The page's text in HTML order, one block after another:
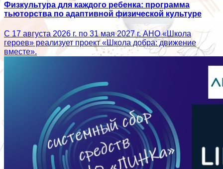
Физкультура для каждого ребенка: программа
тьюторства по адаптивной физической культуре
С 17 августа 2026 г. по 31 мая 2027 г. АНО «Школа
героев» реализует проект «Школа добра: движение
вместе».